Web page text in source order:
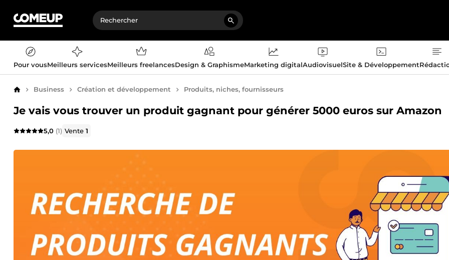
Pour vousMeilleurs servicesMeilleurs freelancesDesign & GraphismeMarketing digitalAudiovisuelSite & Développement
AccueilBusiness Création et développement Produits, niches, fournisseurs
Je vais vous trouver un produit gagnant pour générer 5000 euros sur Amazon
5,0 (1) Vente1